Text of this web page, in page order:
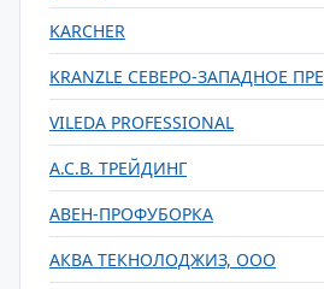
KARCHER
KRANZLE СЕВЕРО-ЗАПАДНОЕ
VILEDA PROFESSIONAL
А.С.В. ТРЕЙДИНГ
АВЕН-ПРОФУБОРКА
АКВА ТЕКНОЛОДЖИЗ, ООО